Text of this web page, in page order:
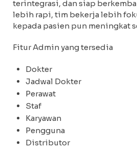
terintegrasi, dan siap
lebih rapi, tim bekerja lebih
kepada pasien pun meningkat
Fitur Admin yang tersedia
Dokter
Jadwal Dokter
Perawat
Staf
Karyawan
Pengguna
Distributor